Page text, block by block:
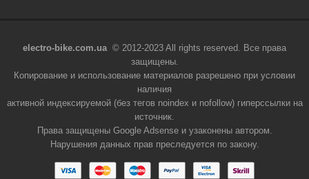
electro-bike.com.ua © 2012-2023 All rights reserved. Все права
защищены.
Копирование и использование материалов разрешено при условии
наличия
активной индексируемой (без тегов noindex и nofollow) гиперссылки на
источник.
Права защищены Google Adsense и узаконены автором.
Нарушения данных прав преследуется по закону.